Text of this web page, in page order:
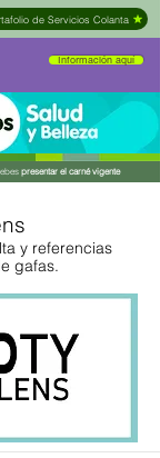
de Servicios Colanta
Información aquí
presentar el carné vigente
y referencias
gafas.